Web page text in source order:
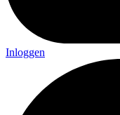
Inloggen